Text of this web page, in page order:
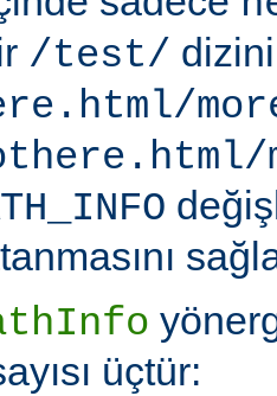
/test/
üçtür: